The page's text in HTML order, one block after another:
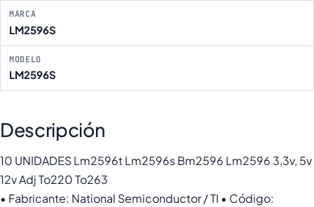
MARCA
LM2596S
MODELO
LM2596S
Descripción
10 UNIDADES Lm2596t Lm2596s Bm2596 Lm2596 3,3v, 5v
12v Adj To220 To263
• Fabricante: National Semiconductor / TI • Código: